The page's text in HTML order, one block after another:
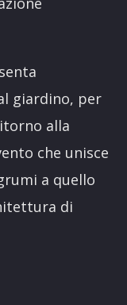
giardino, per
alla
che unisce
a quello
di